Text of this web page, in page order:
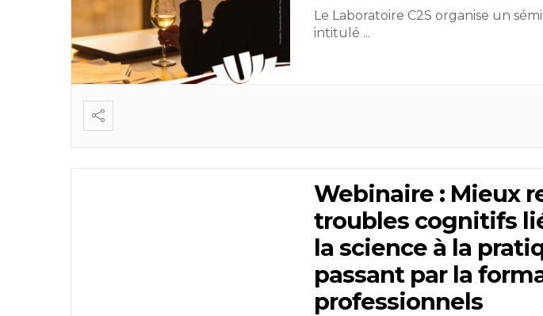
Le Laboratoire C2S organise un
intitulé ...
Webinaire : Mieux
troubles cognitifs
la science à la
passant par la
professionnels